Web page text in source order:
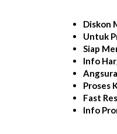
Diskon
Untuk
Siap
Info
Proses
Fast
Info